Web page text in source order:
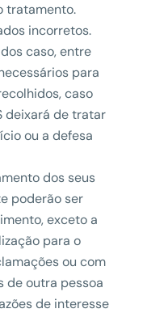
tratamento.
incorretos.
caso, entre
para
caso
deixará de tratar
ou a defesa
dos seus
poderão ser
exceto a
para o
ou com
de outra pessoa
de interesse